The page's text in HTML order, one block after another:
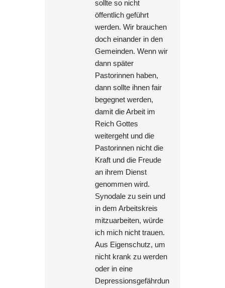
sollte so nicht
öffentlich geführt
werden. Wir brauchen
doch einander in den
Gemeinden. Wenn wir
dann später
Pastorinnen haben,
dann sollte ihnen fair
begegnet werden,
damit die Arbeit im
Reich Gottes
weitergeht und die
Pastorinnen nicht die
Kraft und die Freude
an ihrem Dienst
genommen wird.
Synodale zu sein und
in dem Arbeitskreis
mitzuarbeiten, würde
ich mich nicht trauen.
Aus Eigenschutz, um
nicht krank zu werden
oder in eine
Depressionsgefährdun